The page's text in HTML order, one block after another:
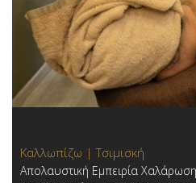
Καλλωπίζω | Τσιμισκή
Απολαυστική Εμπειρία